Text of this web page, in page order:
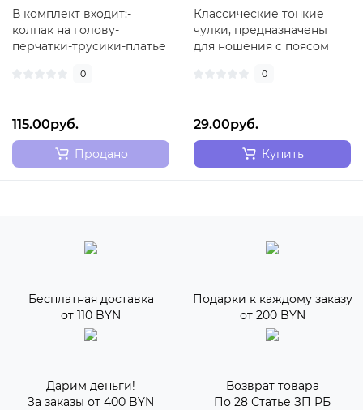
В комплект входит:-
колпак на голову-
перчатки-трусики-платье
0
115.00руб.
Продано
Классические тонкие
чулки, предназначены
для ношения с поясом
полоски). Без выделен..
0
29.00руб.
Купить
Бесплатная доставка
от 110 BYN
Подарки к каждому заказу
от 200 BYN
Дарим деньги!
За заказы от 400 BYN
Возврат товара
По 28 Статье ЗП РБ